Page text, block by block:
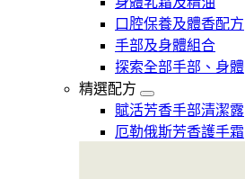
口腔保養及體香配方
手部及身體組合
探索全部手部、身體
精選配方
賦活芳香手部清潔露
厄勒俄斯芳香護手霜